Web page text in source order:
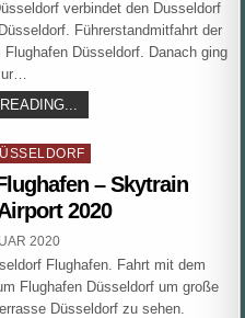
verbindet den Dusseldorf
Führerstandmitfahrt der
Düsseldorf. Danach ging
DEM
DÜSSELDORF
DUSSELDORF
AIRPORT
(
– Skytrain
2020
2020
Flughafen. Fahrt mit dem
Flughafen Düsseldorf um große
Düsseldorf zu sehen.